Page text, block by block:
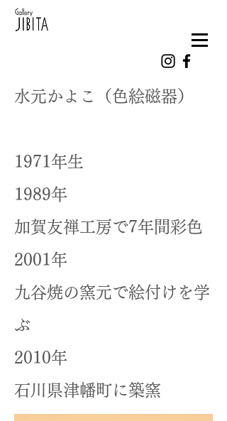
​水元かよこ（色絵磁器）
1971年生
1989年
加賀友禅工房で7年間彩色
2001年
九谷焼の窯元で絵付けを学
ぶ
2010年
石川県津幡町に築窯